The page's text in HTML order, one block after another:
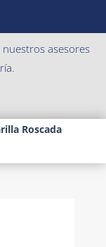
asesores
Roscada